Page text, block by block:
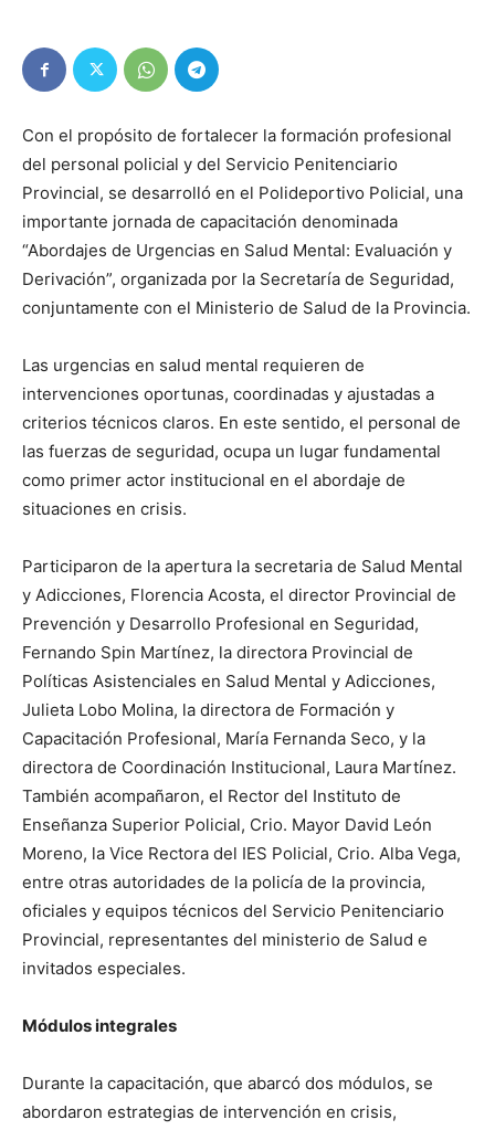
Con el propósito de fortalecer la formación profesional
del personal policial y del Servicio Penitenciario
Provincial, se desarrolló en el Polideportivo Policial, una
importante jornada de capacitación denominada
“Abordajes de Urgencias en Salud Mental: Evaluación y
Derivación”, organizada por la Secretaría de Seguridad,
conjuntamente con el Ministerio de Salud de la Provincia.
Las urgencias en salud mental requieren de
intervenciones oportunas, coordinadas y ajustadas a
criterios técnicos claros. En este sentido, el personal de
las fuerzas de seguridad, ocupa un lugar fundamental
como primer actor institucional en el abordaje de
situaciones en crisis.
Participaron de la apertura la secretaria de Salud Mental
y Adicciones, Florencia Acosta, el director Provincial de
Prevención y Desarrollo Profesional en Seguridad,
Fernando Spin Martínez, la directora Provincial de
Políticas Asistenciales en Salud Mental y Adicciones,
Julieta Lobo Molina, la directora de Formación y
Capacitación Profesional, María Fernanda Seco, y la
directora de Coordinación Institucional, Laura Martínez.
También acompañaron, el Rector del Instituto de
Enseñanza Superior Policial, Crio. Mayor David León
Moreno, la Vice Rectora del IES Policial, Crio. Alba Vega,
entre otras autoridades de la policía de la provincia,
oficiales y equipos técnicos del Servicio Penitenciario
Provincial, representantes del ministerio de Salud e
invitados especiales.
Módulos integrales
Durante la capacitación, que abarcó dos módulos, se
abordaron estrategias de intervención en crisis,